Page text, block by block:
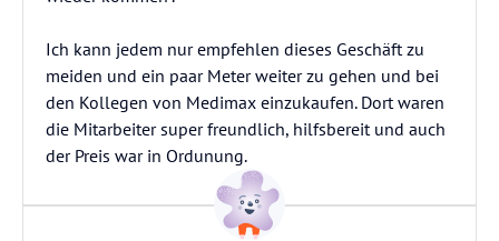
Ich kann jedem nur empfehlen dieses Geschäft zu
meiden und ein paar Meter weiter zu gehen und bei
den Kollegen von Medimax einzukaufen. Dort waren
die Mitarbeiter super freundlich, hilfsbereit und auch
der Preis war in Ordunung.